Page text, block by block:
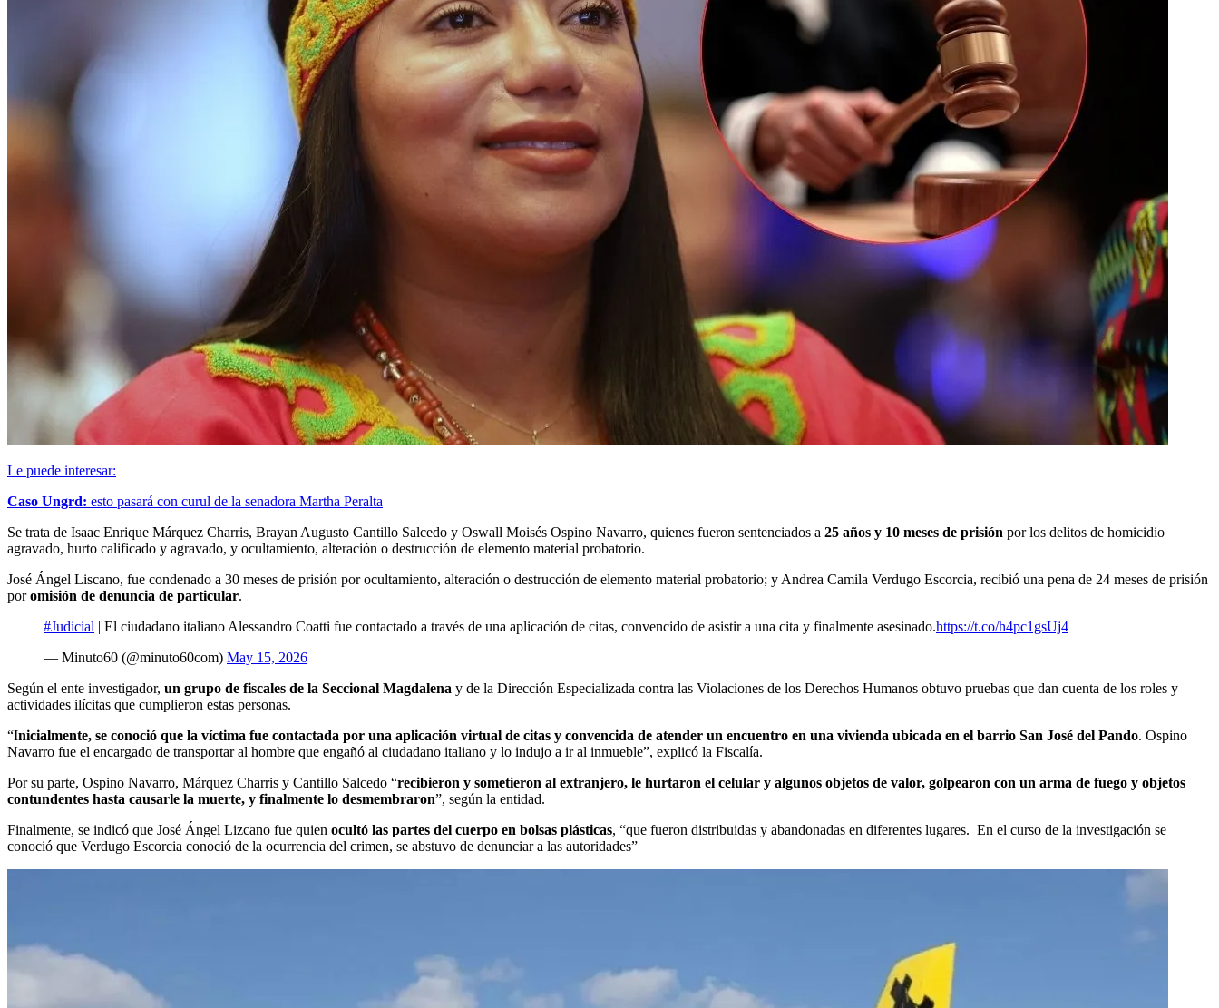
Le puede interesar:
Caso Ungrd: esto pasará con curul de la senadora Martha Peralta
Se trata de Isaac Enrique Márquez Charris, Brayan Augusto Cantillo Salcedo y Oswall Moisés Ospino Navarro, quienes fueron sentenciados a 25 años y 10 meses de prisión por los delitos de homicidio
agravado, hurto calificado y agravado, y ocultamiento, alteración o destrucción de elemento material probatorio.
José Ángel Liscano, fue condenado a 30 meses de prisión por ocultamiento, alteración o destrucción de elemento material probatorio; y Andrea Camila Verdugo Escorcia, recibió una pena de 24 meses de prisión
poromisión de denuncia de particular.
#Judicial | El ciudadano italiano Alessandro Coatti fue contactado a través de una aplicación de citas, convencido de asistir a una cita y finalmente asesinado.https://t.co/h4pc1gsUj4
— Minuto60 (@minuto60com) May 15, 2026
Según el ente investigador, un grupo de fiscales de la Seccional Magdalena y de la Dirección Especializada contra las Violaciones de los Derechos Humanos obtuvo pruebas que dan cuenta de los roles y
actividades ilícitas que cumplieron estas personas.
“Inicialmente, se conoció que la víctima fue contactada por una aplicación virtual de citas y convencida de atender un encuentro en una vivienda ubicada en el barrio San José del Pando. Ospino
Navarro fue el encargado de transportar al hombre que engañó al ciudadano italiano y lo indujo a ir al inmueble”, explicó la Fiscalía.
Por su parte, Ospino Navarro, Márquez Charris y Cantillo Salcedo “recibieron y sometieron al extranjero, le hurtaron el celular y algunos objetos de valor, golpearon con un arma de fuego y objetos
contundentes hasta causarle la muerte, y finalmente lo desmembraron”, según la entidad.
Finalmente, se indicó que José Ángel Lizcano fue quien ocultó las partes del cuerpo en bolsas plásticas, “que fueron distribuidas y abandonadas en diferentes lugares. En el curso de la investigación se
conoció que Verdugo Escorcia conoció de la ocurrencia del crimen, se abstuvo de denunciar a las autoridades”